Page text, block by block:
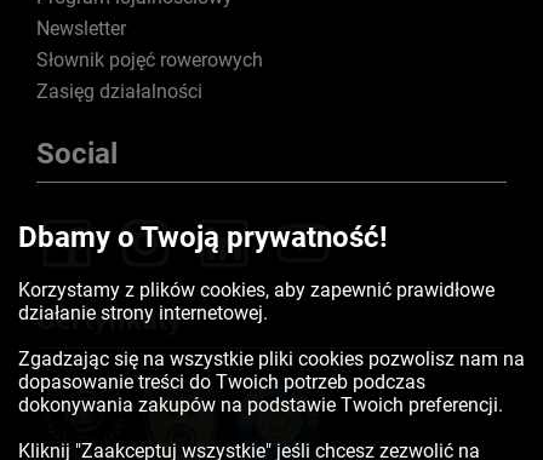
Newsletter
Słownik pojęć rowerowych
Zasięg działalności
Social
Certyfikaty
Dbamy o Twoją prywatność!
Korzystamy z plików cookies, aby zapewnić prawidłowe
działanie strony internetowej.
Zgadzając się na wszystkie pliki cookies pozwolisz nam na
dopasowanie treści do Twoich potrzeb podczas
dokonywania zakupów na podstawie Twoich preferencji.
Kliknij "Zaakceptuj wszystkie" jeśli chcesz zezwolić na